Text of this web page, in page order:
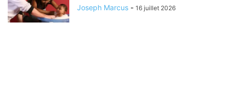
Joseph Marcus - 16 juillet 2026